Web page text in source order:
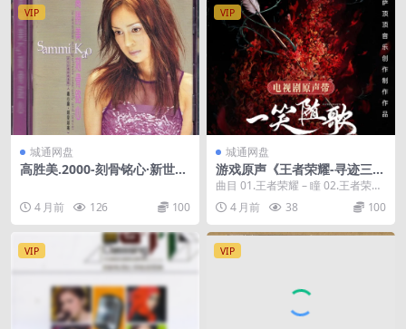
VIP
城通网盘
高胜美.2000-刻骨铭心·新世纪
4 月前 126 100
VIP
城通网盘
游戏原声《王者荣耀-寻迹三星
堆十周年限定皮肤音乐》2025
曲目 01.王者荣耀 – 瞳 02.王者荣耀
– 女娲·...
4 月前 38 100
VIP VIP